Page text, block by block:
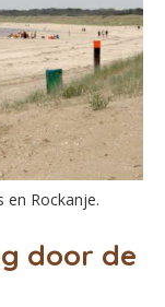
en Rockanje.
door de